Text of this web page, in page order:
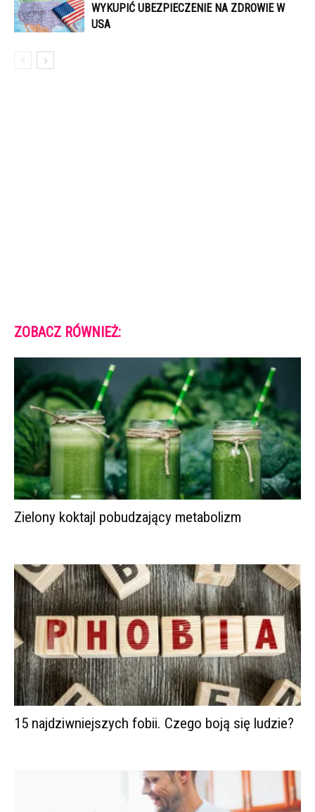
WYKUPIĆ UBEZPIECZENIE NA ZDROWIE W
USA
ZOBACZ RÓWNIEŻ:
Zielony koktajl pobudzający metabolizm
15 najdziwniejszych fobii. Czego boją się ludzie?